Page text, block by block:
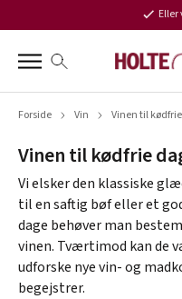
Eller
Forside Vin Vinen til
Vinen til kødfrie
Vi elsker den klassiske
til en saftig bøf eller et
dage behøver man
vinen. Tværtimod kan de
udforske nye vin- og
begejstrer.